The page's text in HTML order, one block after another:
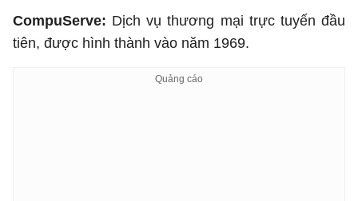
CompuServe: Dịch vụ thương mại trực tuyến đầu
tiên, được hình thành vào năm 1969.